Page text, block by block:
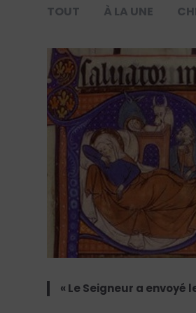
TOUT À LA UNE
« Le Seigneur a envoyé